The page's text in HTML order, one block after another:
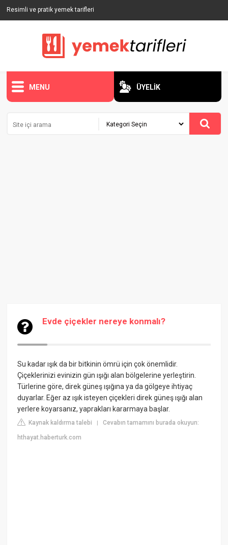
Resimli ve pratik yemek tarifleri
MENU ÜYELİK
Evde çiçekler nereye konmalı?
Su kadar ışık da bir bitkinin ömrü için çok önemlidir.
Çiçeklerinizi evinizin gün ışığı alan bölgelerine yerleştirin.
Türlerine göre, direk güneş ışığına ya da gölgeye ihtiyaç
duyarlar. Eğer az ışık isteyen çiçekleri direk güneş ışığı alan
yerlere koyarsanız, yaprakları kararmaya başlar.
Kaynak kaldırma talebi |Cevabın tamamını burada okuyun:
hthayat.haberturk.com